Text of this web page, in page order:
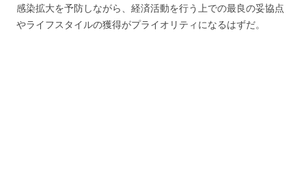
感染拡大を予防しながら、経済活動を行う上での最良の妥協点
やライフスタイルの獲得がプライオリティになるはずだ。